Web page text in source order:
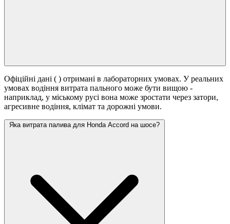
Офіційні дані ( ) отримані в лабораторних умовах. У реальних
умовах водіння витрата пального може бути вищою -
наприклад, у міському русі вона може зростати через затори,
агресивне водіння, клімат та дорожні умови.
Яка витрата палива для Honda Accord на шосе?